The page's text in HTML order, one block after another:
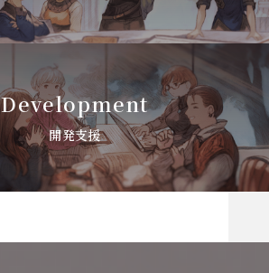
Development
開発支援